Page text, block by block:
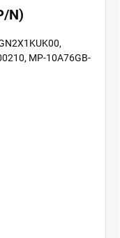
N)
MP-10A76GB-